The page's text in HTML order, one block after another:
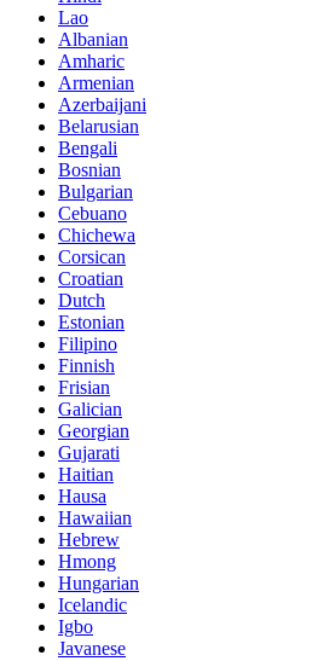
Lao
Albanian
Amharic
Armenian
Azerbaijani
Belarusian
Bengali
Bosnian
Bulgarian
Cebuano
Chichewa
Corsican
Croatian
Dutch
Estonian
Filipino
Finnish
Frisian
Galician
Georgian
Gujarati
Haitian
Hausa
Hawaiian
Hebrew
Hmong
Hungarian
Icelandic
Igbo
Javanese